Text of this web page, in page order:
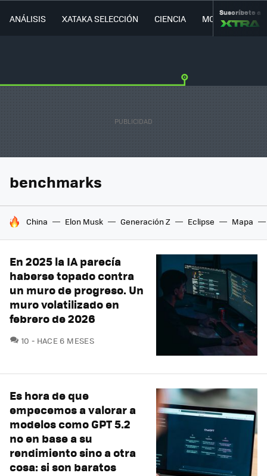
ANÁLISIS XATAKA SELECCIÓN CIENCIA MOVILIDAD
Suscríbete a
benchmarks
HOY SE HABLA DE
China Elon Musk Generación Z Eclipse Mapa
En 2025 la IA parecía
haberse topado contra
un muro de progreso. Un
muro volatilizado en
febrero de 2026
10 COMENTARIOS
HACE 6 MESES
Es hora de que
empecemos a valorar a
modelos como GPT 5.2
no en base a su
rendimiento sino a otra
cosa: si son baratos